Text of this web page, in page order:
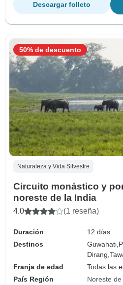
Descargar folleto
Naturaleza y Vida Silvestre
Circuito monástico y
noreste de la India
4.0 (1 reseña)
Duración
12 días
Destinos
Guwahati,
Dirang,
Franja de edad
Todas las
País Región
Noreste
50% de descuento